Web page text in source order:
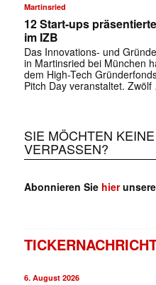
Martinsried
12 Start-ups
im IZB
Das Innovations- und
in Martinsried bei München
dem High-Tech
Pitch Day veranstaltet.
SIE MÖCHTEN
VERPASSEN?
Abonnieren Sie hier
6. August 2026